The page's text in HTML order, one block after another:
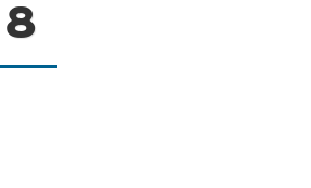
8 כוסות של קופיקו